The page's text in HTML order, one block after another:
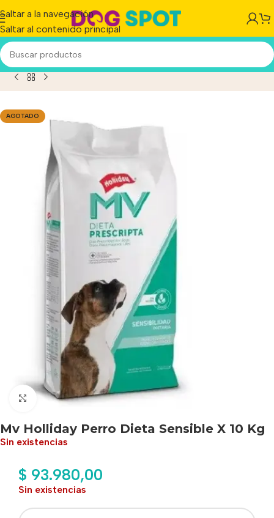
Saltar a la navegación
Saltar al contenido principal
Inicio/Producto/Mv Holliday Perro Dieta Sensible X 10 Kg
AGOTADO
Haga clic para ampliar
Mv Holliday Perro Dieta Sensible X 10 Kg
Sin existencias
$ 93.980,00
Sin existencias